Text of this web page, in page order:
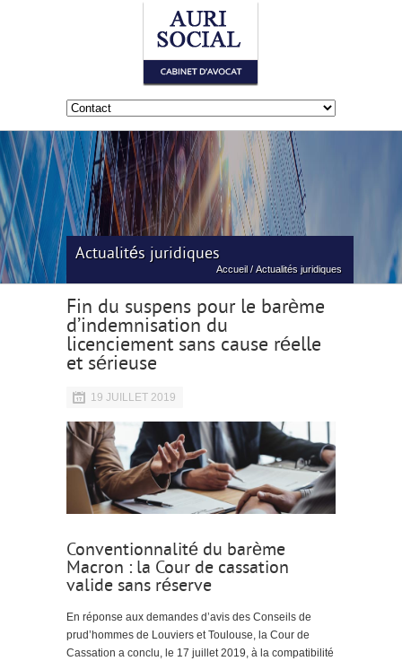
Actualités juridiques
Accueil / Actualités juridiques
Fin du suspens pour le barème
d’indemnisation du
licenciement sans cause réelle
et sérieuse
19 JUILLET 2019
Conventionnalité du barème
Macron : la Cour de cassation
valide sans réserve
En réponse aux demandes d’avis des Conseils de
prud’hommes de Louviers et Toulouse, la Cour de
Cassation a conclu, le 17 juillet 2019, à la compatibilité